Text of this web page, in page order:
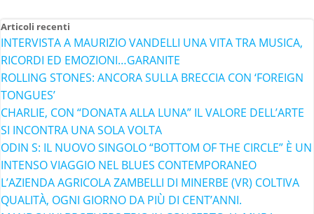
Articoli recenti
INTERVISTA A MAURIZIO VANDELLI UNA VITA TRA MUSICA,
RICORDI ED EMOZIONI…GARANITE
ROLLING STONES: ANCORA SULLA BRECCIA CON ‘FOREIGN
TONGUES’
CHARLIE, CON “DONATA ALLA LUNA” IL VALORE DELL’ARTE
SI INCONTRA UNA SOLA VOLTA
ODIN S: IL NUOVO SINGOLO “BOTTOM OF THE CIRCLE” È UN
INTENSO VIAGGIO NEL BLUES CONTEMPORANEO
L’AZIENDA AGRICOLA ZAMBELLI DI MINERBE (VR) COLTIVA
QUALITÀ, OGNI GIORNO DA PIÙ DI CENT’ANNI.